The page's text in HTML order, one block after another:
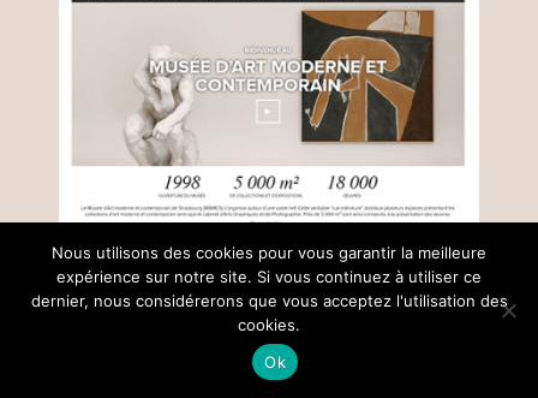
Mentions légales
Nous utilisons des cookies pour vous garantir la meilleure
expérience sur notre site. Si vous continuez à utiliser ce
dernier, nous considérerons que vous acceptez l'utilisation des
cookies.
Ok